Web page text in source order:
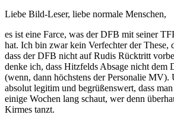
Liebe Bild-Leser, liebe normale Menschen,
es ist eine Farce, was der DFB mit seiner
hat. Ich bin zwar kein Verfechter der These,
dass der DFB nicht auf Rudis Rücktritt
denke ich, dass Hitzfelds Absage nicht dem
(wenn, dann höchstens der Personalie MV).
absolut legitim und begrüßenswert, dass
einige Wochen lang schaut, wer denn
Kirmes tanzt.